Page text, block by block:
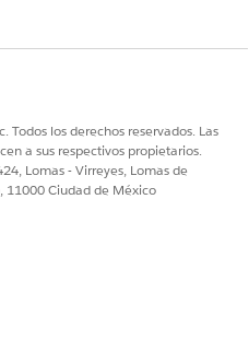
los derechos reservados. Las
a sus respectivos propietarios.
Lomas - Virreyes, Lomas de
11000 Ciudad de México